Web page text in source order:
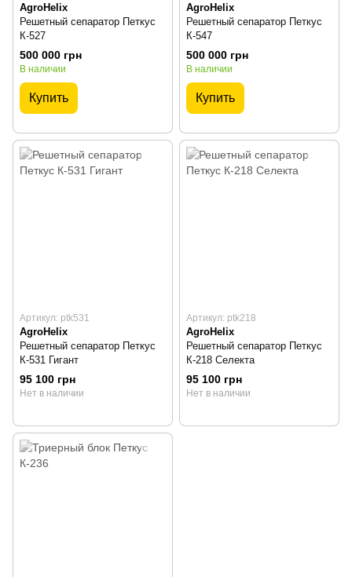
AgroHelix
Решетный сепаратор Петкус
К-527
500 000 грн
В наличии
Купить
AgroHelix
Решетный сепаратор Петкус
К-547
500 000 грн
В наличии
Купить
Артикул: ptk531
AgroHelix
Решетный сепаратор Петкус
К-531 Гигант
95 100 грн
Нет в наличии
Артикул: ptk218
AgroHelix
Решетный сепаратор Петкус
К-218 Селекта
95 100 грн
Нет в наличии